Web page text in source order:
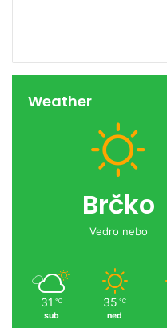
Weather
Brčko
Vedro nebo
31 ℃
sub
35 ℃
ned